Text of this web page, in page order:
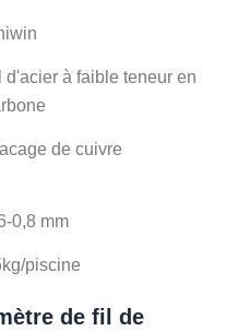
d'acier à faible teneur en
de cuivre
0,8 mm
piscine
de fil de